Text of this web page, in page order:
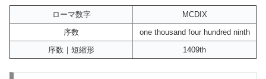
ローマ数字
MCDIX
序数
one thousand four hundred ninth
序数｜短縮形
1409th